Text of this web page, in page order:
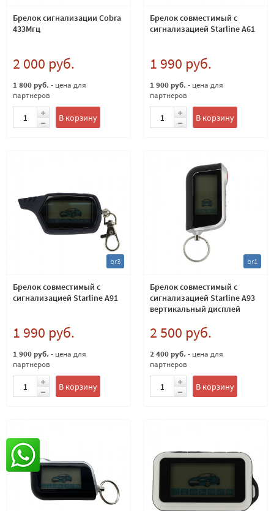
Брелок сигнализации Cobra
433Мгц
2 000 руб.
1 800 руб. - цена для
партнеров
В корзину
Брелок совместимый с
сигнализацией Starline A61
1 990 руб.
1 900 руб. - цена для
партнеров
В корзину
br3
Брелок совместимый с
сигнализацией Starline A91
1 990 руб.
1 900 руб. - цена для
партнеров
В корзину
br1
Брелок совместимый с
сигнализацией Starline A93
вертикальный дисплей
2 500 руб.
2 400 руб. - цена для
партнеров
В корзину